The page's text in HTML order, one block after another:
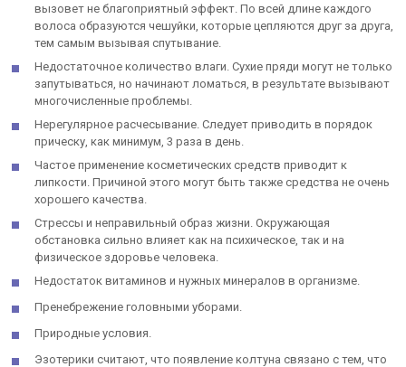
вызовет не благоприятный эффект. По всей длине каждого
волоса образуются чешуйки, которые цепляются друг за друга,
тем самым вызывая спутывание.
Недостаточное количество влаги. Сухие пряди могут не только
запутываться, но начинают ломаться, в результате вызывают
многочисленные проблемы.
Нерегулярное расчесывание. Следует приводить в порядок
прическу, как минимум, 3 раза в день.
Частое применение косметических средств приводит к
липкости. Причиной этого могут быть также средства не очень
хорошего качества.
Стрессы и неправильный образ жизни. Окружающая
обстановка сильно влияет как на психическое, так и на
физическое здоровье человека.
Недостаток витаминов и нужных минералов в организме.
Пренебрежение головными уборами.
Природные условия.
Эзотерики считают, что появление колтуна связано с тем, что